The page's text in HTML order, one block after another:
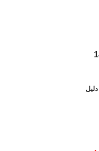
الدراسي الاول 1443